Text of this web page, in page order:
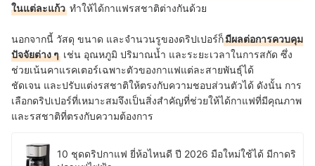
ในแต่ละแก้ว ทำให้ได้กาแฟรสชาติต่างกันด้วย
นอกจากนี้ วัสดุ ขนาด และจำนวนรูของดริปเปอร์ก็มีผลต่อการควบคุม
ปัจจัยต่าง ๆ เช่น อุณหภูมิ ปริมาณน้ำ และระยะเวลาในการสกัด ซึ่ง
ช่วยเน้นคาแรคเตอร์เฉพาะตัวของกาแฟแต่ละสายพันธุ์ได้
ชัดเจน และปรับแต่งรสชาติให้ตรงกับความชอบส่วนตัวได้ ดังนั้น การ
เลือกดริปเปอร์ที่เหมาะสมจึงเป็นสิ่งสำคัญที่ช่วยให้ได้กาแฟที่มีคุณภาพ
และรสชาติที่ตรงกับความต้องการ
10 ชุดดริปกาแฟ ยี่ห้อไหนดี ปี 2026 มือใหม่ใช้ได้ มีกาดริ